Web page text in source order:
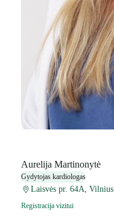
Aurelija Martinonytė
Gydytojas kardiologas
Laisvės pr. 64A, Vilnius
Registracija vizitui